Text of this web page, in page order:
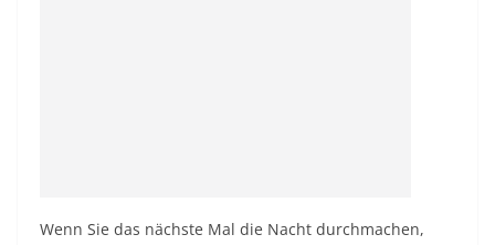
Wenn Sie das nächste Mal die Nacht durchmachen,